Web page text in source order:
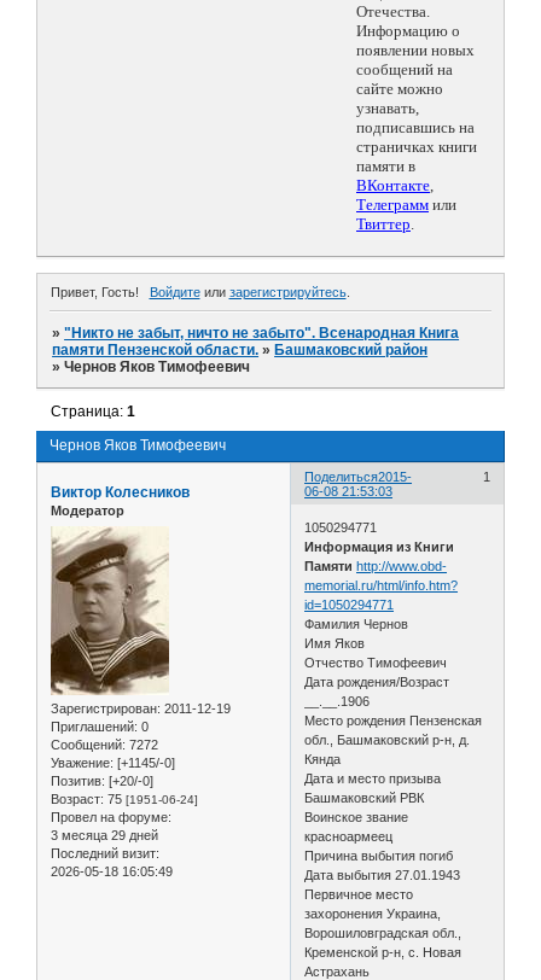
Отечества.
Информацию о
появлении новых
сообщений на
сайте можно
узнавать,
подписавшись на
страничках книги
памяти в
ВКонтакте,
Телеграмм или
Твиттер.
Привет, Гость! Войдитеили зарегистрируйтесь.
»"Никто не забыт, ничто не забыто". Всенародная Книга
памяти Пензенской области. » Башмаковский район
»Чернов Яков Тимофеевич
Чернов Яков Тимофеевич
Страница:1
Поделиться 1
2015-
06-08 21:53:03
Виктор Колесников
Модератор
Зарегистрирован: 2011-12-19
Приглашений: 0
Сообщений: 7272
Уважение: [+1145/-0]
Позитив: [+20/-0]
Возраст: 75 [1951-06-24]
Провел на форуме:
3 месяца 29 дней
Последний визит:
2026-05-18 16:05:49
1050294771
Информация из Книги
Памяти http://www.obd-
memorial.ru/html/info.htm?
id=1050294771
Фамилия Чернов
Имя Яков
Отчество Тимофеевич
Дата рождения/Возраст
__.__.1906
Место рождения Пензенская
обл., Башмаковский р-н, д.
Кянда
Дата и место призыва
Башмаковский РВК
Воинское звание
красноармеец
Причина выбытия погиб
Дата выбытия 27.01.1943
Первичное место
захоронения Украина,
Ворошиловградская обл.,
Кременской р-н, с. Новая
Астрахань